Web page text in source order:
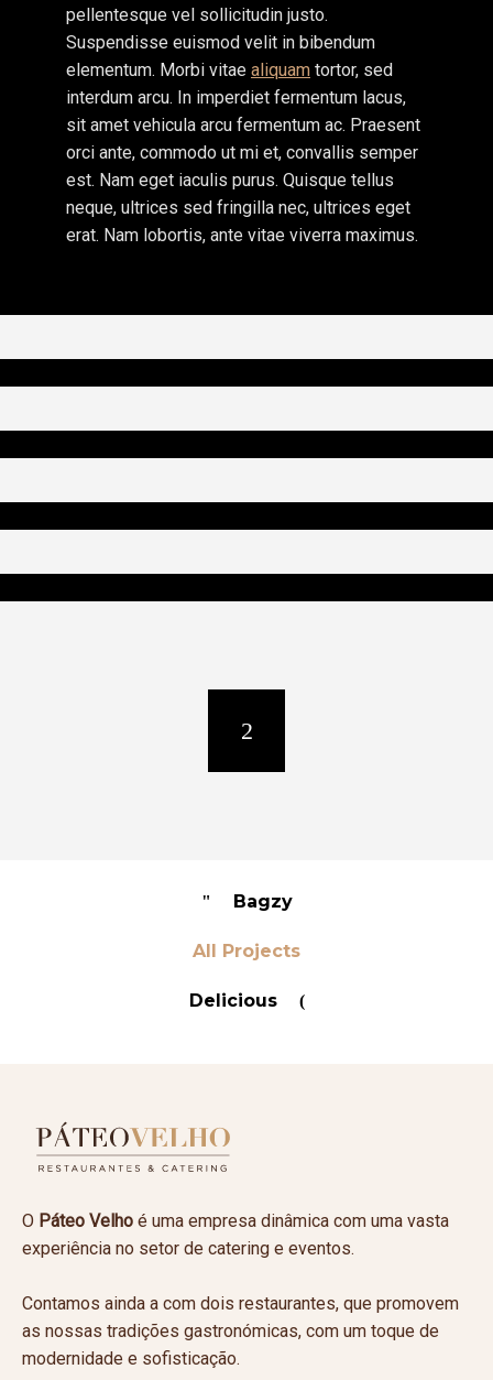
pellentesque vel sollicitudin justo.
Suspendisse euismod velit in bibendum
elementum. Morbi vitae aliquam tortor, sed
interdum arcu. In imperdiet fermentum lacus,
sit amet vehicula arcu fermentum ac. Praesent
orci ante, commodo ut mi et, convallis semper
est. Nam eget iaculis purus. Quisque tellus
neque, ultrices sed fringilla nec, ultrices eget
erat. Nam lobortis, ante vitae viverra maximus.
Bagzy
All Projects
Delicious
O Páteo Velho é uma empresa dinâmica com uma vasta
experiência no setor de catering e eventos.
Contamos ainda a com dois restaurantes, que promovem
as nossas tradições gastronómicas, com um toque de
modernidade e sofisticação.